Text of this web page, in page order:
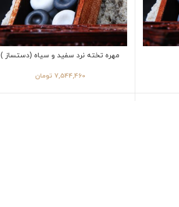
مهره تخته نرد سفید و سیاه (دستساز )
7,544,460 تومان